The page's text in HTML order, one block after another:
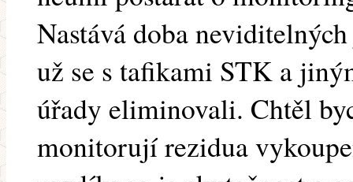
Nastává doba
už se s tafikami STK a
úřady eliminovali. Chtěl
monitorují rezidua